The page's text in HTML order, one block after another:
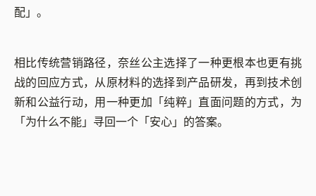
配」。
相比传统营销路径，奈丝公主选择了一种更根本也更有挑
战的回应方式，从原材料的选择到产品研发，再到技术创
新和公益行动，用一种更加「纯粹」直面问题的方式，为
「为什么不能」寻回一个「安心」的答案。